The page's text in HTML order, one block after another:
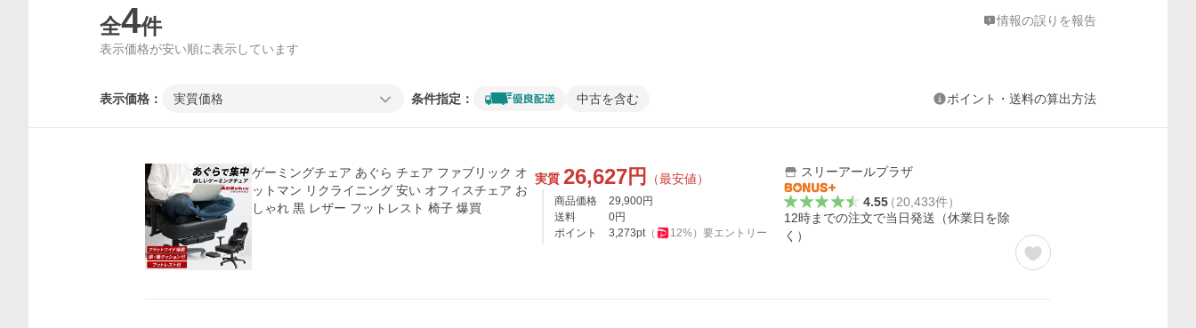
全4件 情報の誤りを報告
表示価格が安い順に表示しています
表示価格： 実質価格 条件指定： 中古を含む ポイント・送料の算出方法
ゲーミングチェア あぐら チェア ファブリック オ
ットマン リクライニング 安い オフィスチェア お
しゃれ 黒 レザー フットレスト 椅子 爆買
実質 26,627円 （最安値）
商品価格 29,900円
送料
0円
ポイント
3,273pt（ 12%） 要エントリー
スリーアールプラザ
4.55（20,433件）
12時までの注文で当日発送（休業日を除
く）